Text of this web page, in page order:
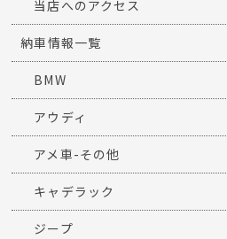
当店へのアクセス
納車情報一覧
BMW
アウディ
アメ車-その他
キャデラック
ジープ